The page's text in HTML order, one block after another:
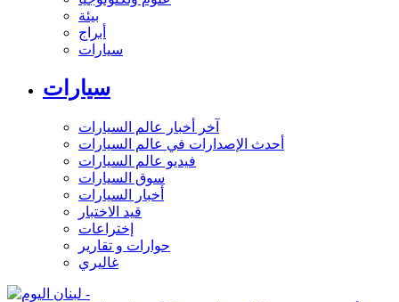
بيئة
أبراج
سيارات
سيارات
آخر أخبار عالم السيارات
أحدث الإصدارات في عالم السيارات
فيديو عالم السيارات
سوق السيارات
أخبار السيارات
قيد الاختبار
إختراعات
حوارات و تقارير
غاليري